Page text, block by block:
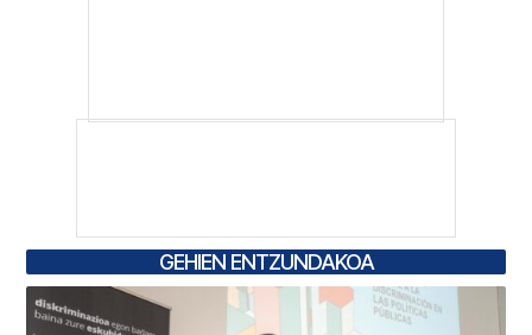
GEHIEN ENTZUNDAKOA